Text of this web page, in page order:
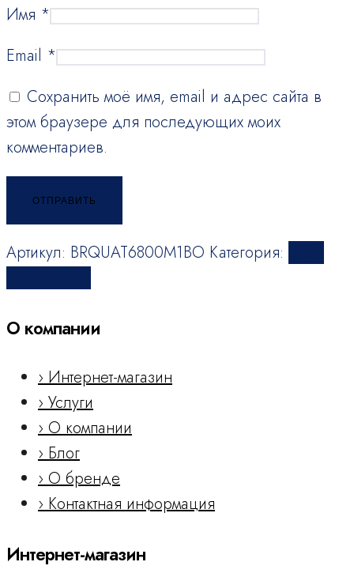
Имя *
Email *
Сохранить моё имя, email и адрес сайта в
этом браузере для последующих моих
комментариев.
Артикул: BRQUAT6800M1BO Категория:
О компании
› Интернет-магазин
› Услуги
› О компании
› Блог
› О бренде
› Контактная информация
Интернет-магазин